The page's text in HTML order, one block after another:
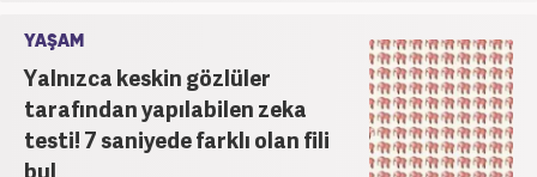
YAŞAM
Yalnızca keskin gözlüler
tarafından yapılabilen zeka
testi! 7 saniyede farklı olan fili
bul